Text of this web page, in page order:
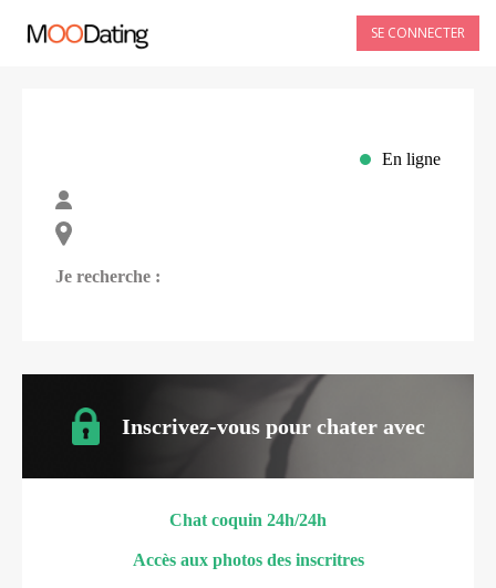
SE CONNECTER
En ligne
Je recherche :
Inscrivez-vous pour chater avec
Chat coquin 24h/24h
Accès aux photos des inscritres